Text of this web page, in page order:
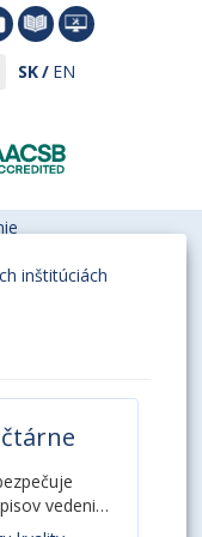
SK EN
inštitúciách
vedenie